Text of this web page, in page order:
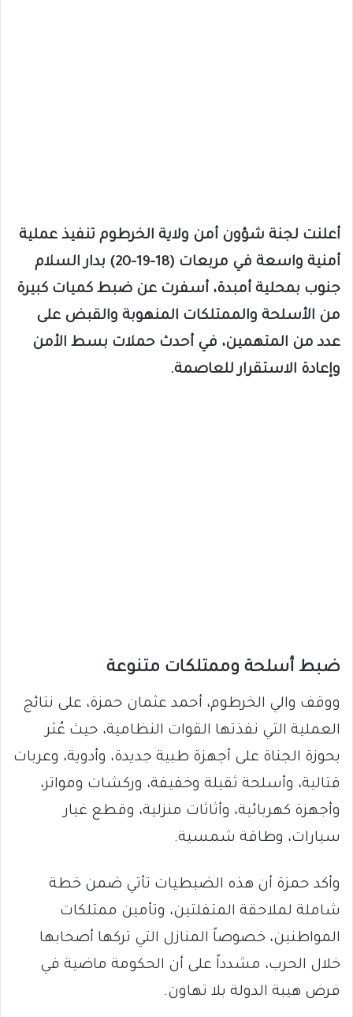
أعلنت لجنة شؤون أمن ولاية الخرطوم تنفيذ عملية
أمنية واسعة في مربعات (18-19-20) بدار السلام
جنوب بمحلية أمبدة، أسفرت عن ضبط كميات كبيرة
من الأسلحة والممتلكات المنهوبة والقبض على
عدد من المتهمين، في أحدث حملات بسط الأمن
وإعادة الاستقرار للعاصمة.
ضبط أسلحة وممتلكات متنوعة
ووقف والي الخرطوم، أحمد عثمان حمزة، على نتائج
العملية التي نفذتها القوات النظامية، حيث عُثر
بحوزة الجناة على أجهزة طبية جديدة، وأدوية، وعربات
قتالية، وأسلحة ثقيلة وخفيفة، وركشات ومواتر،
وأجهزة كهربائية، وأثاثات منزلية، وقطع غيار
سيارات، وطاقة شمسية.
وأكد حمزة أن هذه الضبطيات تأتي ضمن خطة
شاملة لملاحقة المتفلتين، وتأمين ممتلكات
المواطنين، خصوصاً المنازل التي تركها أصحابها
خلال الحرب، مشدداً على أن الحكومة ماضية في
فرض هيبة الدولة بلا تهاون.